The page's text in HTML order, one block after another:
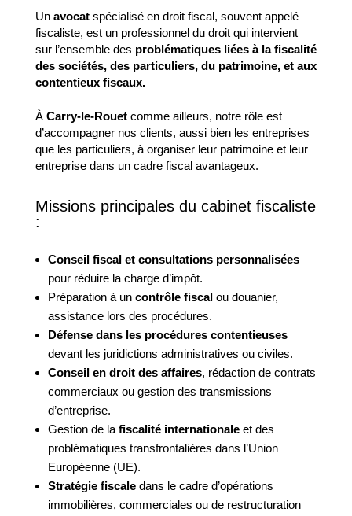
Un avocatspécialisé en droit fiscal, souvent appelé
fiscaliste, est un professionnel du droit qui intervient
sur l’ensemble des problématiques liées à la fiscalité
des sociétés, des particuliers, du patrimoine, et aux
contentieux fiscaux.
À Carry-le-Rouetcomme ailleurs, notre rôle est
d’accompagner nos clients, aussi bien les entreprises
que les particuliers, à organiser leur patrimoine et leur
entreprise dans un cadre fiscal avantageux.
Missions principales du cabinet fiscaliste
:
Conseil fiscal et consultations personnalisées
pour réduire la charge d’impôt.
Préparation à un contrôle fiscalou douanier,
assistance lors des procédures.
Défense dans les procédures contentieuses
devant les juridictions administratives ou civiles.
Conseil en droit des affaires, rédaction de contrats
commerciaux ou gestion des transmissions
d’entreprise.
Gestion de la fiscalité internationaleet des
problématiques transfrontalières dans l’Union
Européenne (UE).
Stratégie fiscaledans le cadre d’opérations
immobilières, commerciales ou de restructuration